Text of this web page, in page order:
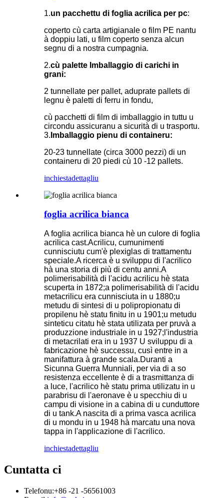
1.un pacchettu di foglia acrilica per pc:
coperto cù carta artigianale o film PE nantu
à doppiu lati, u film coperto senza alcun
segnu di a nostra cumpagnia.
2.cù palette Imballaggio di carichi in
grani:
2 tunnellate per pallet, aduprate pallets di
legnu è paletti di ferru in fondu,
cù pacchetti di film di imballaggio in tuttu u
circondu assicuranu a sicurità di u trasportu.
3. Imballaggio pienu di containeru:
20-23 tunnellate (circa 3000 pezzi) di un
containeru di 20 piedi cù 10 -12 pallets.
inchiestadettagliu
foglia acrilica bianca
A foglia acrilica bianca hè un culore di foglia
acrilica cast.Acrilicu, cumunimenti
cunnisciutu cum'è plexiglas di trattamentu
speciale.A ricerca è u sviluppu di l'acrilico
hà una storia di più di centu anni.A
polimerisabilità di l'acidu acrilicu hè stata
scuperta in 1872;a polimerisabilità di l'acidu
metacrilicu era cunnisciuta in u 1880;u
metudu di sintesi di u polipropionatu di
propilenu hè statu finitu in u 1901;u metudu
sinteticu citatu hè stata utilizata per pruvà a
produzzione industriale in u 1927;l'industria
di metacrilati era in u 1937 U sviluppu di a
fabricazione hè successu, cusì entre in a
manifattura à grande scala.Duranti a
Sicunna Guerra Munniali, per via di a so
resistenza eccellente è di a trasmittanza di
a luce, l'acrilico hè statu prima utilizatu in u
parabrisu di l'aeronave è u specchiu di u
campu di visione in a cabina di u cunduttore
di u tank.A nascita di a prima vasca acrilica
di u mondu in u 1948 hà marcatu una nova
tappa in l'applicazione di l'acrilico.
inchiestadettagliu
Cuntatta ci
Telefonu:+86 -21 -56561003